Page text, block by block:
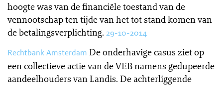
hoogte was van de financiële toestand van de
vennootschap ten tijde van het tot stand komen van
de betalingsverplichting. 29-10-2014
Rechtbank Amsterdam De onderhavige casus ziet op
een collectieve actie van de VEB namens gedupeerde
aandeelhouders van Landis. De achterliggende